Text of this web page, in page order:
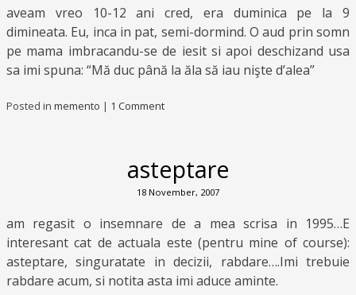
aveam vreo 10-12 ani cred, era duminica pe la 9
dimineata. Eu, inca in pat, semi-dormind. O aud prin somn
pe mama imbracandu-se de iesit si apoi deschizand usa
sa imi spuna: “Mă duc până la ăla să iau nişte d’alea”
Posted in memento | 1 Comment
asteptare
18 November, 2007
am regasit o insemnare de a mea scrisa in 1995…E
interesant cat de actuala este (pentru mine of course):
asteptare, singuratate in decizii, rabdare….Imi trebuie
rabdare acum, si notita asta imi aduce aminte.